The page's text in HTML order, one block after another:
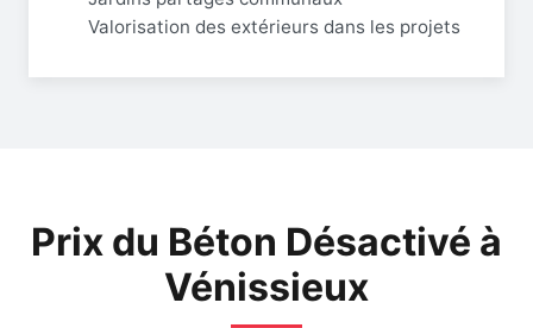
Valorisation des extérieurs dans les projets
Prix du Béton Désactivé à
Vénissieux